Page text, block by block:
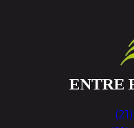
ENTRE